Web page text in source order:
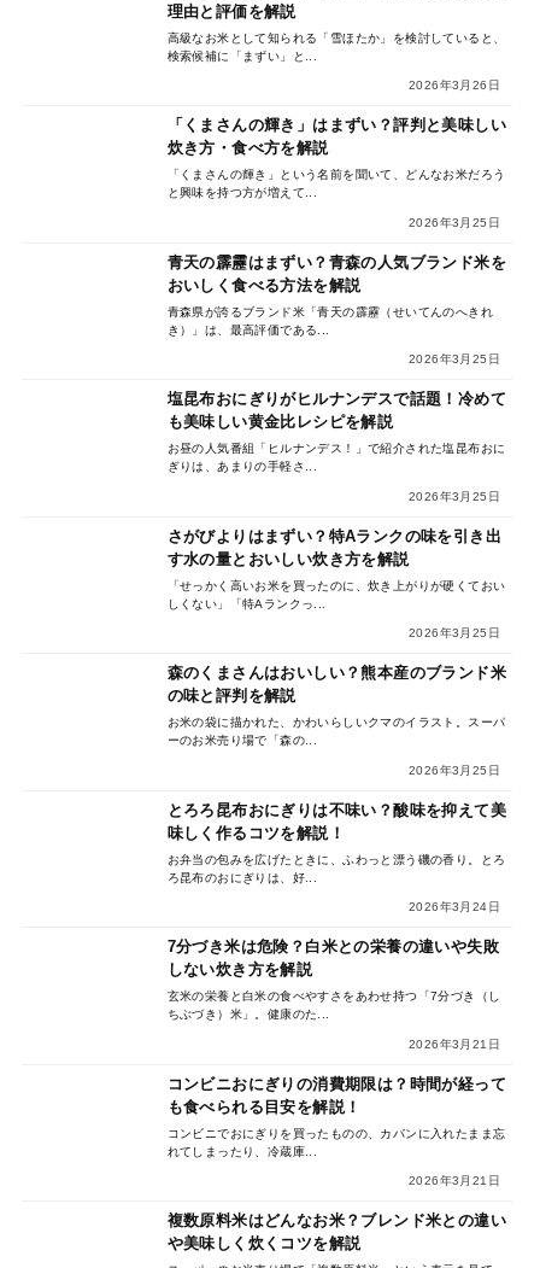
理由と評価を解説
高級なお米として知られる「雪ほたか」を検討していると、
検索候補に「まずい」と...
2026年3月26日
「くまさんの輝き」はまずい？評判と美味しい
炊き方・食べ方を解説
「くまさんの輝き」という名前を聞いて、どんなお米だろう
と興味を持つ方が増えて...
2026年3月25日
青天の霹靂はまずい？青森の人気ブランド米を
おいしく食べる方法を解説
青森県が誇るブランド米「青天の霹靂（せいてんのへきれ
き）」は、最高評価である...
2026年3月25日
塩昆布おにぎりがヒルナンデスで話題！冷めて
も美味しい黄金比レシピを解説
お昼の人気番組「ヒルナンデス！」で紹介された塩昆布おに
ぎりは、あまりの手軽さ...
2026年3月25日
さがびよりはまずい？特Aランクの味を引き出
す水の量とおいしい炊き方を解説
「せっかく高いお米を買ったのに、炊き上がりが硬くておい
しくない」「特Aランクっ...
2026年3月25日
森のくまさんはおいしい？熊本産のブランド米
の味と評判を解説
お米の袋に描かれた、かわいらしいクマのイラスト。スーパ
ーのお米売り場で「森の...
2026年3月25日
とろろ昆布おにぎりは不味い？酸味を抑えて美
味しく作るコツを解説！
お弁当の包みを広げたときに、ふわっと漂う磯の香り。とろ
ろ昆布のおにぎりは、好...
2026年3月24日
7分づき米は危険？白米との栄養の違いや失敗
しない炊き方を解説
玄米の栄養と白米の食べやすさをあわせ持つ「7分づき（し
ちぶづき）米」。健康のた...
2026年3月21日
コンビニおにぎりの消費期限は？時間が経って
も食べられる目安を解説！
コンビニでおにぎりを買ったものの、カバンに入れたまま忘
れてしまったり、冷蔵庫...
2026年3月21日
複数原料米はどんなお米？ブレンド米との違い
や美味しく炊くコツを解説